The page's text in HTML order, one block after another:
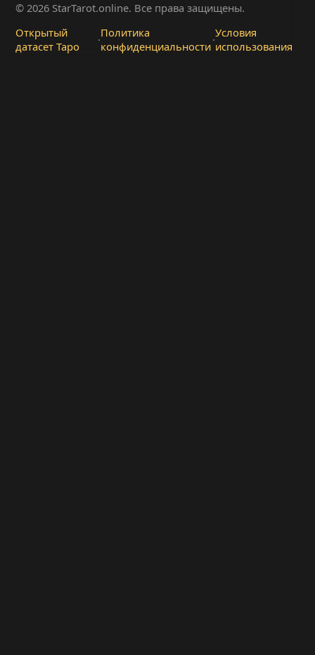
© 2026 StarTarot.online. Все права защищены.
Открытый
датасет Таро
·Политика
конфиденциальности·Условия
использования